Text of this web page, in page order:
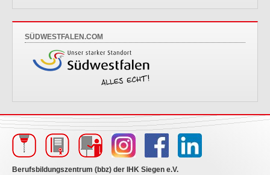
SÜDWESTFALEN.COM
Berufsbildungszentrum (bbz) der IHK Siegen e.V.